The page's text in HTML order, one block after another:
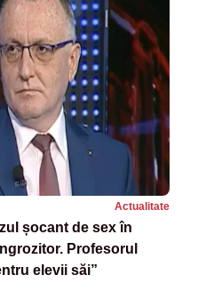
Actualitate
șocant de sex în
Profesorul
elevii săi”